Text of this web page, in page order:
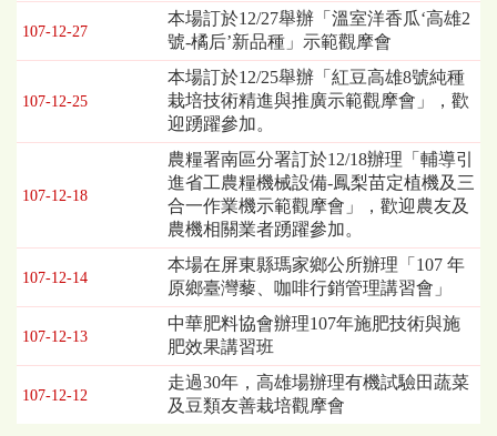
107-12-27
本場訂於12/27舉辦「溫室洋香瓜‘高雄2
號-橘后’新品種」示範觀摩會
107-12-25
本場訂於12/25舉辦「紅豆高雄8號純種
栽培技術精進與推廣示範觀摩會」，歡
迎踴躍參加。
107-12-18
農糧署南區分署訂於12/18辦理「輔導引
進省工農糧機械設備-鳳梨苗定植機及三
合一作業機示範觀摩會」，歡迎農友及
農機相關業者踴躍參加。
107-12-14
本場在屏東縣瑪家鄉公所辦理「107 年
原鄉臺灣藜、咖啡行銷管理講習會」
107-12-13
中華肥料協會辦理107年施肥技術與施
肥效果講習班
107-12-12
走過30年，高雄場辦理有機試驗田蔬菜
及豆類友善栽培觀摩會